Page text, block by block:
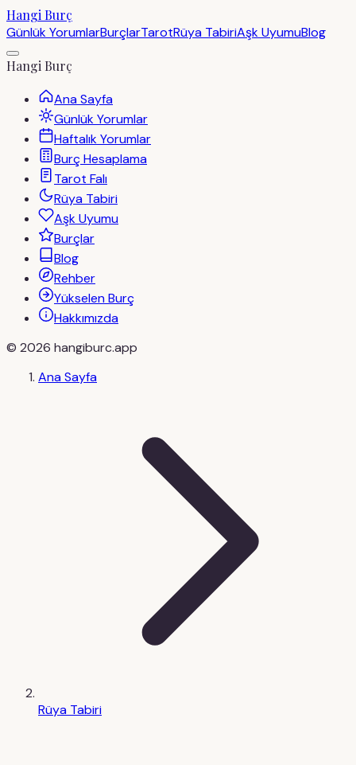
Hangi Burç
Günlük YorumlarBurçlarTarotRüya TabiriAşk UyumuBlog
Hangi Burç
Ana Sayfa
Günlük Yorumlar
Haftalık Yorumlar
Burç Hesaplama
Tarot Falı
Rüya Tabiri
Aşk Uyumu
Burçlar
Blog
Rehber
Yükselen Burç
Hakkımızda
© 2026 hangiburc.app
Ana Sayfa
Rüya Tabiri